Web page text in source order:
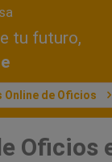
tu futuro,
Online de Oficios
Oficios